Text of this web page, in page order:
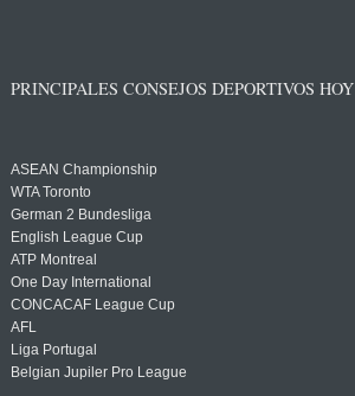
PRINCIPALES CONSEJOS DEPORTIVOS HOY
ASEAN Championship
WTA Toronto
German 2 Bundesliga
English League Cup
ATP Montreal
One Day International
CONCACAF League Cup
AFL
Liga Portugal
Belgian Jupiler Pro League